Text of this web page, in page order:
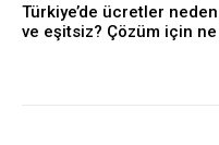
Türkiye’de ücretler
ve eşitsiz? Çözüm için ne